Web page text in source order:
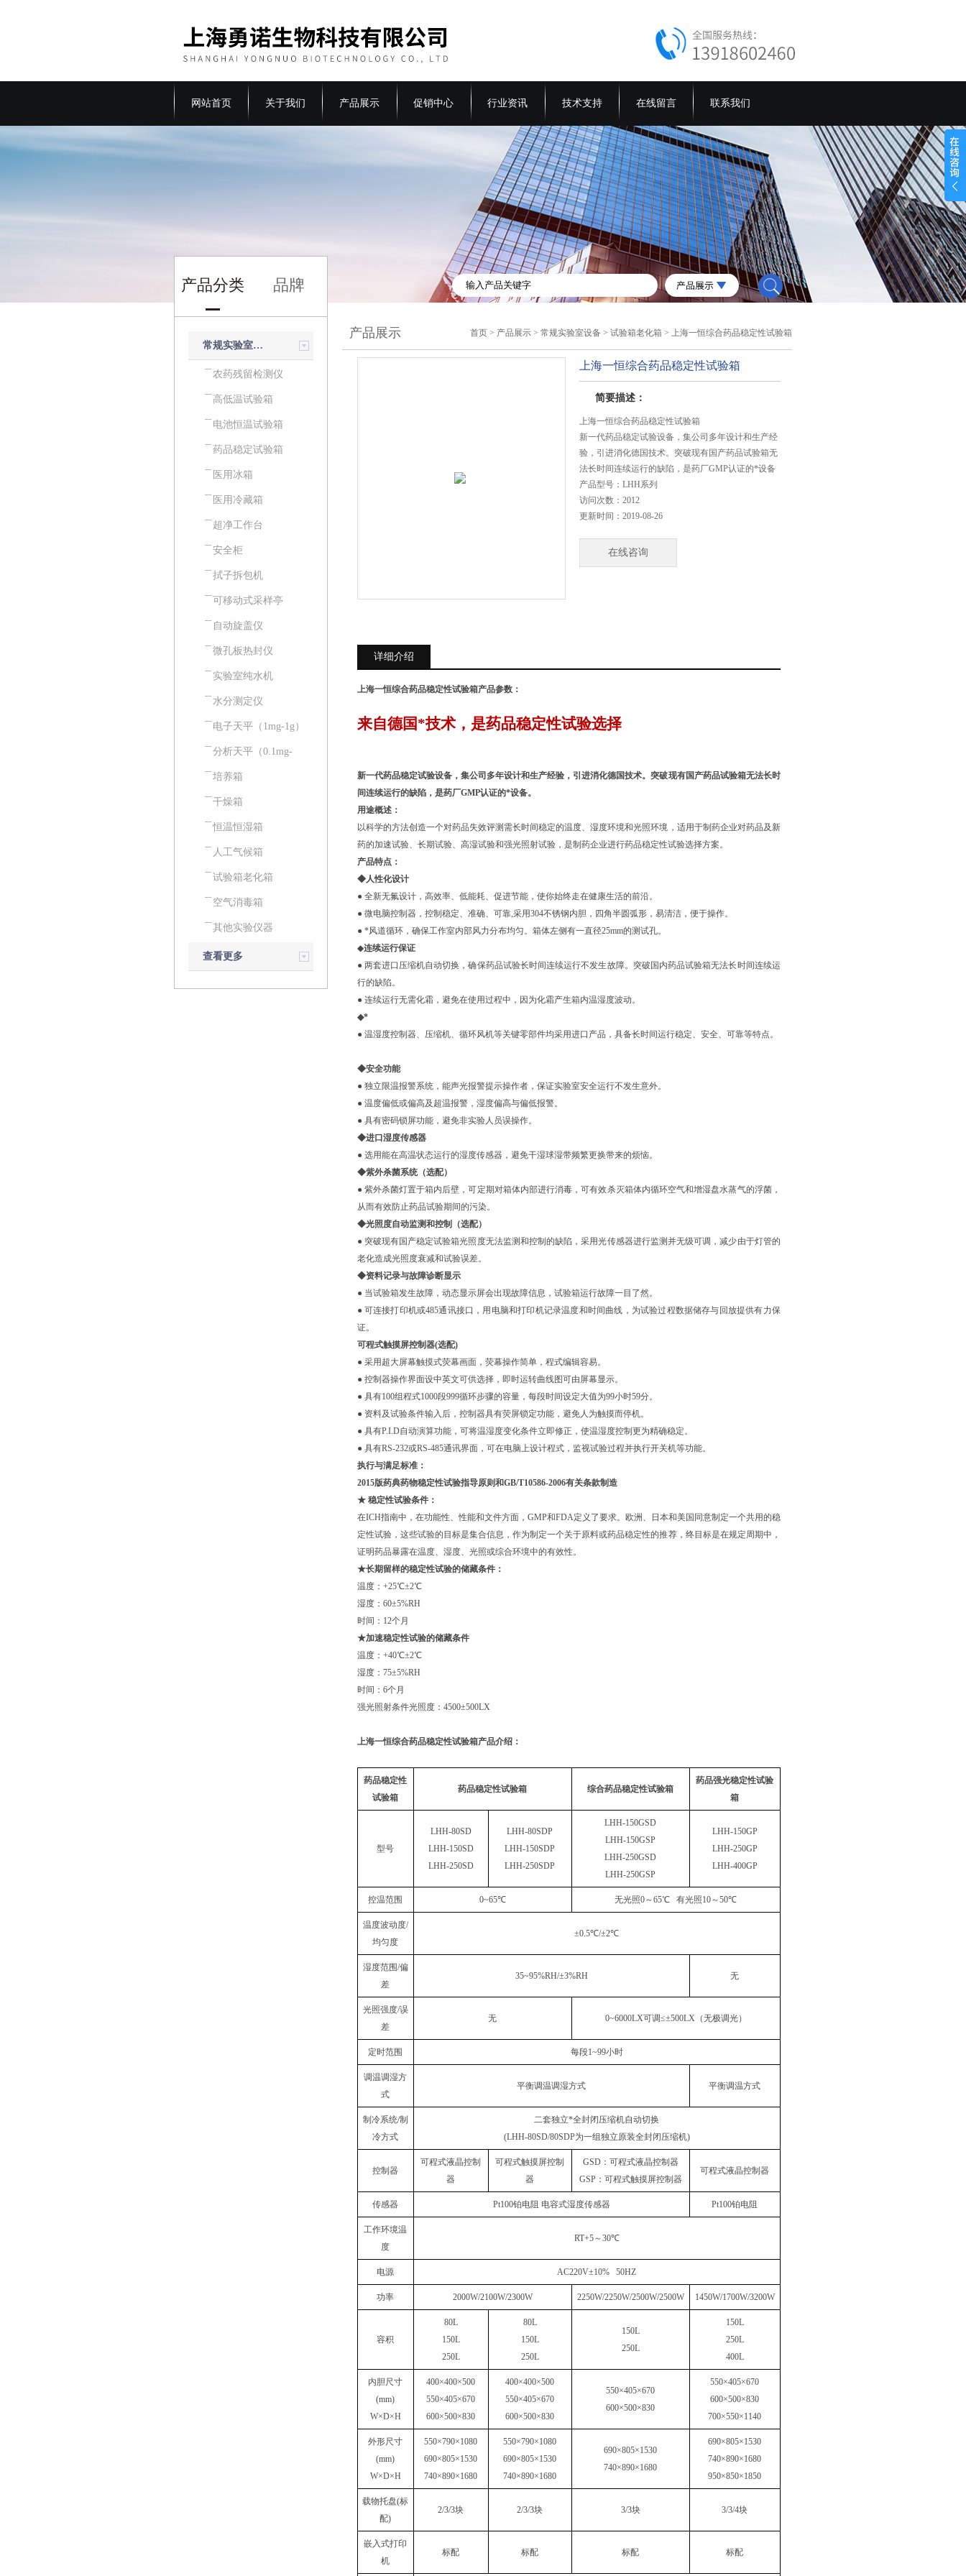
网站首页 关于我们 产品展示 促销中心 行业资讯 技术支持 在线留言 联系我们
产品分类 品牌
常规实验室设备
农药残留检测仪
高低温试验箱
电池恒温试验箱
药品稳定试验箱
医用冰箱
医用冷藏箱
超净工作台
安全柜
拭子拆包机
可移动式采样亭
自动旋盖仪
微孔板热封仪
实验室纯水机
水分测定仪
电子天平（1mg-1g）
分析天平（0.1mg-
0.01mg）
培养箱
干燥箱
恒温恒湿箱
人工气候箱
试验箱老化箱
空气消毒箱
其他实验仪器
查看更多
产品展示 首页 > 产品展示 >常规实验室设备 >试验箱老化箱 > 上海一恒综合药品稳定性试验箱
上海一恒综合药品稳定性试验箱
简要描述：
上海一恒综合药品稳定性试验箱
新一代药品稳定试验设备，集公司多年设计和生产经
验，引进消化德国技术。突破现有国产药品试验箱无
法长时间连续运行的缺陷，是药厂GMP认证的*设备
产品型号： LHH系列
访问次数： 2012
更新时间： 2019-08-26
在线咨询
详细介绍
上海一恒综合药品稳定性试验箱产品参数：
来自德国*技术，是药品稳定性试验选择
新一代药品稳定试验设备，集公司多年设计和生产经验，引进消化德国技术。突破现有国产药品试验箱无法长时
间连续运行的缺陷，是药厂GMP认证的*设备。
用途概述：
以科学的方法创造一个对药品失效评测需长时间稳定的温度、湿度环境和光照环境，适用于制药企业对药品及新
药的加速试验、长期试验、高湿试验和强光照射试验，是制药企业进行药品稳定性试验选择方案。
产品特点：
◆人性化设计
● 全新无氟设计，高效率、低能耗、促进节能，使你始终走在健康生活的前沿。
● 微电脑控制器，控制稳定、准确、可靠,采用304不锈钢内胆，四角半圆弧形，易清洁，便于操作。
● *风道循环，确保工作室内部风力分布均匀。箱体左侧有一直径25mm的测试孔。
◆连续运行保证
● 两套进口压缩机自动切换，确保药品试验长时间连续运行不发生故障。突破国内药品试验箱无法长时间连续运
行的缺陷。
● 连续运行无需化霜，避免在使用过程中，因为化霜产生箱内温湿度波动。
◆*
● 温湿度控制器、压缩机、循环风机等关键零部件均采用进口产品，具备长时间运行稳定、 安全、可靠等特点。
◆安全功能
● 独立限温报警系统，能声光报警提示操作者，保证实验室安全运行不发生意外。
● 温度偏低或偏高及超温报警，湿度偏高与偏低报警。
● 具有密码锁屏功能，避免非实验人员误操作。
◆进口湿度传感器
● 选用能在高温状态运行的湿度传感器，避免干湿球湿带频繁更换带来的烦恼。
◆紫外杀菌系统（选配）
● 紫外杀菌灯置于箱内后壁，可定期对箱体内部进行消毒，可有效杀灭箱体内循环空气和增湿盘水蒸气的浮菌，
从而有效防止药品试验期间的污染。
◆光照度自动监测和控制（选配）
● 突破现有国产稳定试验箱光照度无法监测和控制的缺陷，采用光传感器进行监测并无级可调，减少由于灯管的
老化造成光照度衰减和试验误差。
◆资料记录与故障诊断显示
● 当试验箱发生故障，动态显示屏会出现故障信息，试验箱运行故障一目了然。
● 可连接打印机或485通讯接口，用电脑和打印机记录温度和时间曲线，为试验过程数据储存与回放提供有力保
证。
可程式触摸屏控制器(选配)
● 采用超大屏幕触摸式荧幕画面，荧幕操作简单，程式编辑容易。
● 控制器操作界面设中英文可供选择，即时运转曲线图可由屏幕显示。
● 具有100组程式1000段999循环步骤的容量，每段时间设定大值为99小时59分。
● 资料及试验条件输入后，控制器具有荧屏锁定功能，避免人为触摸而停机。
● 具有P.I.D自动演算功能，可将温湿度变化条件立即修正，使温湿度控制更为精确稳定。
● 具有RS-232或RS-485通讯界面，可在电脑上设计程式，监视试验过程并执行开关机等功能。
执行与满足标准：
2015版药典药物稳定性试验指导原则和GB/T10586-2006有关条款制造
★ 稳定性试验条件：
在ICH指南中，在功能性、性能和文件方面，GMP和FDA定义了要求。欧洲、日本和美国同意制定一个共用的稳
定性试验，这些试验的目标是集合信息，作为制定一个关于原料或药品稳定性的推荐，终目标是在规定周期中，
证明药品暴露在温度、湿度、光照或综合环境中的有效性。
★长期留样的稳定性试验的储藏条件：
温度：+25℃±2℃
湿度：60±5%RH
时间：12个月
★加速稳定性试验的储藏条件
温度：+40℃±2℃
湿度：75±5%RH
时间：6个月
强光照射条件光照度：4500±500LX
上海一恒综合药品稳定性试验箱产品介绍：
药品稳定性
试验箱
药品稳定性试验箱 综合药品稳定性试验箱
药品强光稳定性试验
箱
型号
LHH-80SD
LHH-150SD
LHH-250SD
LHH-80SDP
LHH-150SDP
LHH-250SDP
LHH-150GSD
LHH-150GSP
LHH-250GSD
LHH-250GSP
LHH-150GP
LHH-250GP
LHH-400GP
控温范围 0~65℃ 无光照0～65℃有光照10～50℃
温度波动度/
均匀度
±0.5℃/±2℃
湿度范围/偏
差
35~95%RH/±3%RH 无
光照强度/误
差
无 0~6000LX可调≤±500LX （无极调光）
定时范围 每段1~99小时
调温调湿方
式
平衡调温调湿方式 平衡调温方式
制冷系统/制
冷方式
二套独立*全封闭压缩机自动切换
(LHH-80SD/80SDP为一组独立原装全封闭压缩机)
控制器
可程式液晶控制
器
可程式触摸屏控制
器
GSD：可程式液晶控制器
GSP：可程式触摸屏控制器
可程式液晶控制器
传感器 Pt100铂电阻 电容式湿度传感器 Pt100铂电阻
工作环境温
度
RT+5～30℃
电源 AC220V±10% 50HZ
功率 2000W/2100W/2300W 2250W/2250W/2500W/2500W 1450W/1700W/3200W
容积
80L
150L
250L
80L
150L
250L
150L
250L
150L
250L
400L
内胆尺寸
(mm)
W×D×H
400×400×500
550×405×670
600×500×830
400×400×500
550×405×670
600×500×830
550×405×670
600×500×830
550×405×670
600×500×830
700×550×1140
外形尺寸
(mm)
W×D×H
550×790×1080
690×805×1530
740×890×1680
550×790×1080
690×805×1530
740×890×1680
690×805×1530
740×890×1680
690×805×1530
740×890×1680
950×850×1850
载物托盘(标
配)
2/3/3块 2/3/3块 3/3块 3/3/4块
嵌入式打印
机
标配 标配 标配 标配